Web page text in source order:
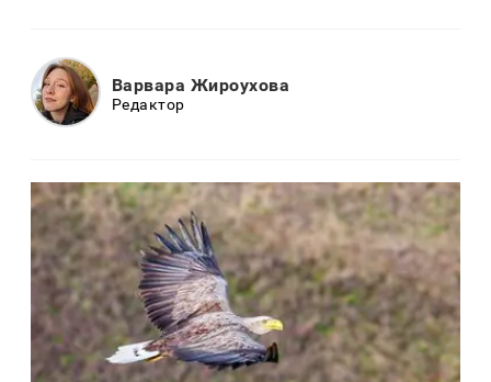
Варвара Жироухова
Редактор